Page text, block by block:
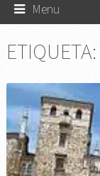
Menu
ETIQUETA: